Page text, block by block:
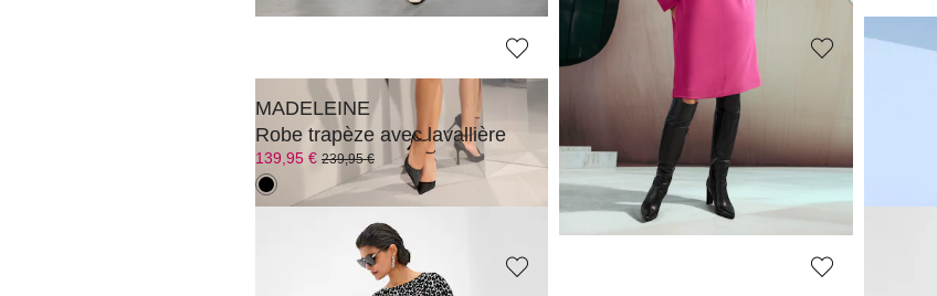
MADELEINE
Robe trapèze avec lavallière
139,95 € 239,95 €
MADELEINE
179,95 €239,95 €
Meilleur prix sous 30 jours**: 239,95 € (-25%)